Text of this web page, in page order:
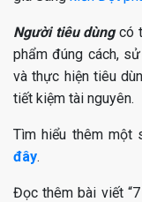
Người tiêu dùng có
phẩm đúng cách,
và thực hiện tiêu
tiết kiệm tài nguyên.
Tìm hiểu thêm một
đây.
Đọc thêm bài viết